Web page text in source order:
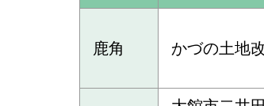
鹿角 かづの土地